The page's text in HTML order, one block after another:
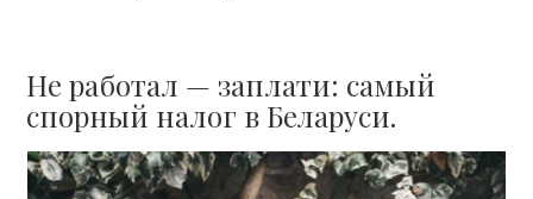
Не работал — заплати: самый
спорный налог в Беларуси.